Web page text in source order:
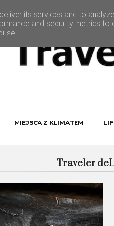
MIEJSCA Z KLIMATEM
Traveler
its services and to
and security metrics to